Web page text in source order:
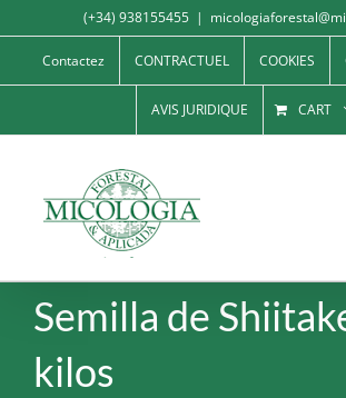
to
content
(+34) 938155455 |
Contactez CONTRACTUEL COOKIES
AVIS JURIDIQUE CART
Semilla de
kilos